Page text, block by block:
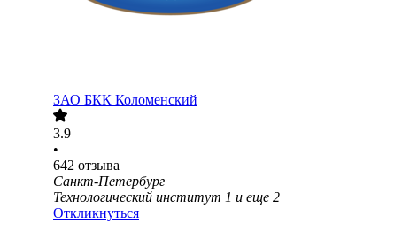
ЗАО БКК Коломенский
3.9
•
642 отзыва
Санкт-Петербург
Технологический институт 1 и еще 2
Откликнуться